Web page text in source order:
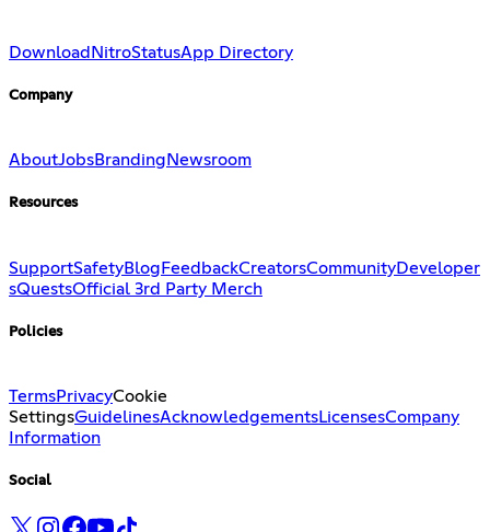
Download NitroStatusApp Directory
Company
AboutJobsBranding Newsroom
Resources
SupportSafetyBlog FeedbackCreatorsCommunityDeveloper
sQuestsOfficial 3rd Party Merch
Policies
TermsPrivacyCookie
SettingsGuidelinesAcknowledgementsLicensesCompany
Information
Social